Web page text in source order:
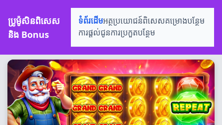
ប្រូម៉ូសិនពិសេស
និង Bonus
ទំព័រដើមអត្ថប្រយោជន៍ពិសេសគម្រោងបន្ថែម
ការផ្តល់ជូនការប្រកួតបន្ថែម